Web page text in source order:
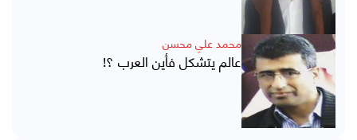
محمد علي محسن
عالم يتشكل فأين العرب ؟!